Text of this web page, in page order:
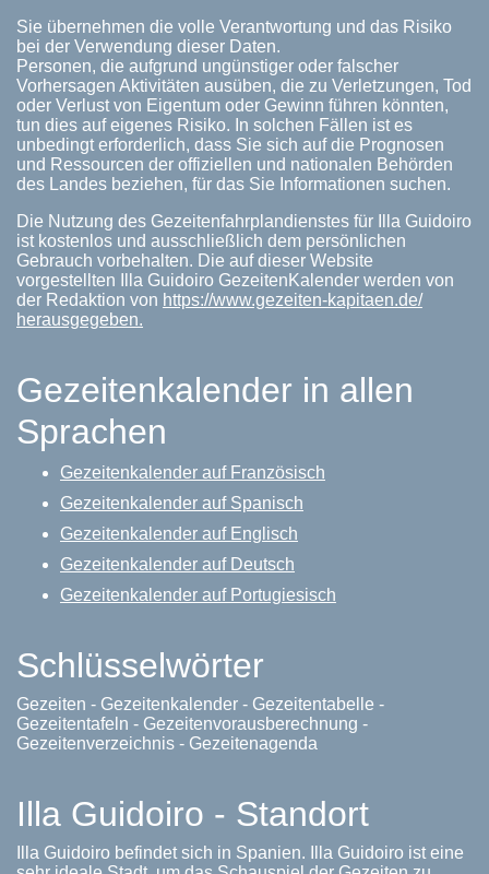
Sie übernehmen die volle Verantwortung und das Risiko
bei der Verwendung dieser Daten.
Personen, die aufgrund ungünstiger oder falscher
Vorhersagen Aktivitäten ausüben, die zu Verletzungen, Tod
oder Verlust von Eigentum oder Gewinn führen könnten,
tun dies auf eigenes Risiko. In solchen Fällen ist es
unbedingt erforderlich, dass Sie sich auf die Prognosen
und Ressourcen der offiziellen und nationalen Behörden
des Landes beziehen, für das Sie Informationen suchen.
Die Nutzung des Gezeitenfahrplandienstes für Illa Guidoiro
ist kostenlos und ausschließlich dem persönlichen
Gebrauch vorbehalten. Die auf dieser Website
vorgestellten Illa Guidoiro GezeitenKalender werden von
der Redaktion von https://www.gezeiten-kapitaen.de/
herausgegeben.
Gezeitenkalender in allen
Sprachen
Gezeitenkalender auf Französisch
Gezeitenkalender auf Spanisch
Gezeitenkalender auf Englisch
Gezeitenkalender auf Deutsch
Gezeitenkalender auf Portugiesisch
Schlüsselwörter
Gezeiten - Gezeitenkalender - Gezeitentabelle -
Gezeitentafeln - Gezeitenvorausberechnung -
Gezeitenverzeichnis - Gezeitenagenda
Illa Guidoiro - Standort
Illa Guidoiro befindet sich in Spanien. Illa Guidoiro ist eine